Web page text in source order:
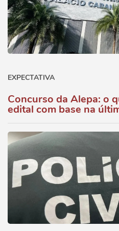
EXPECTATIVA
Concurso da Alepa: o
edital com base na